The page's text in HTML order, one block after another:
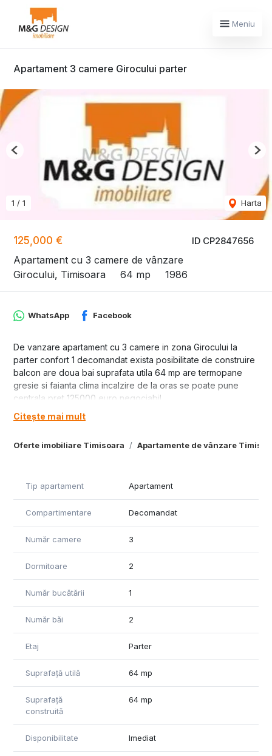
Meniu
Apartament 3 camere Girocului parter
ID CP2847656
125,000 €
Apartament cu 3 camere de vânzare
Girocului, Timisoara
64 mp 1986
1 / 1 Harta
Previous
Oferte imobiliare Timisoara Apartamente de vânzare
WhatsApp Facebook
De vanzare apartament cu 3 camere in zona Girocului la
parter confort 1 decomandat exista posibilitate de construire
balcon are doua bai suprafata utila 64 mp are termopane
gresie si faianta clima incalzire de la oras se poate pune
centrala pret 125000 euro negociabil.
ID 10574
Citește mai mult
Tip apartament Apartament
Compartimentare Decomandat
Număr camere 3
Dormitoare 2
Număr bucătării 1
Număr băi 2
Etaj Parter
Suprafață utilă 64 mp
Suprafață
construită
64 mp
Disponibilitate Imediat